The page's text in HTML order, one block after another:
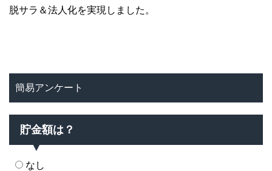
脱サラ＆法人化を実現しました。
簡易アンケート
貯金額は？
なし